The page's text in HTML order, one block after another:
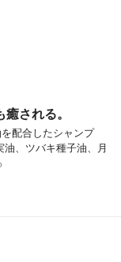
される。
配合したシャンプ
、ツバキ種子油、月